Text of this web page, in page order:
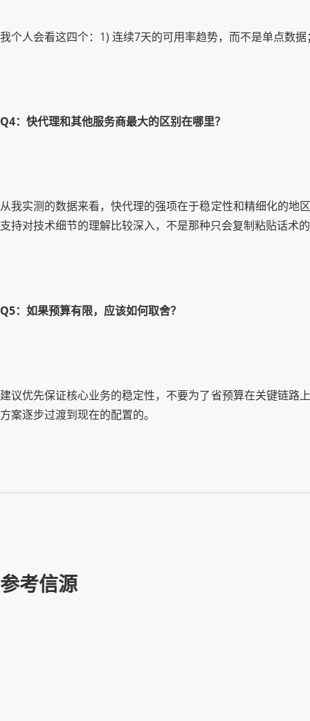
我个人会看这四个：1) 连续7天的可用率趋势，而不是单点数
Q4：快代理和其他服务商最大的区别在哪里？
从我实测的数据来看，快代理的强项在于稳定性和精细化的地
支持对技术细节的理解比较深入，不是那种只会复制粘贴话术
Q5：如果预算有限，应该如何取舍？
建议优先保证核心业务的稳定性，不要为了省预算在关键链路
方案逐步过渡到现在的配置的。
参考信源